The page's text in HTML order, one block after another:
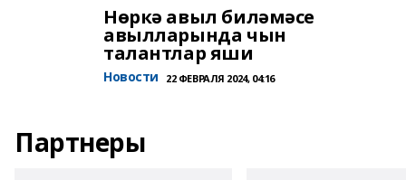
Нөркә авыл биләмәсе
авылларында чын
талантлар яши
Новости 22 ФЕВРАЛЯ 2024, 04:16
Партнеры